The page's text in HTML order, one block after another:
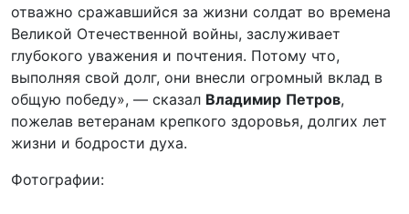
отважно сражавшийся за жизни солдат во времена
Великой Отечественной войны, заслуживает
глубокого уважения и почтения. Потому что,
выполняя свой долг, они внесли огромный вклад в
общую победу», — сказал Владимир Петров,
пожелав ветеранам крепкого здоровья, долгих лет
жизни и бодрости духа.
Фотографии: